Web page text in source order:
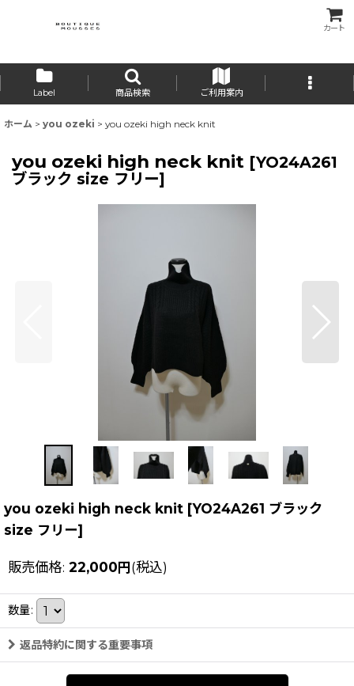
カート
Label 商品検索 ご利用案内
ホーム > you ozeki > you ozeki high neck knit
you ozeki high neck knit [YO24A261
ブラック size フリー]
you ozeki high neck knit [YO24A261 ブラック
size フリー]
販売価格: 22,000円(税込)
数量:
返品特約に関する重要事項